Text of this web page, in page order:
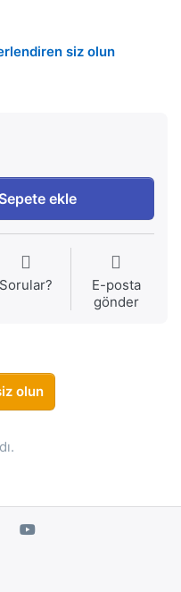
siz olun
Sepete ekle
Sorular?
E-posta
gönder
olun